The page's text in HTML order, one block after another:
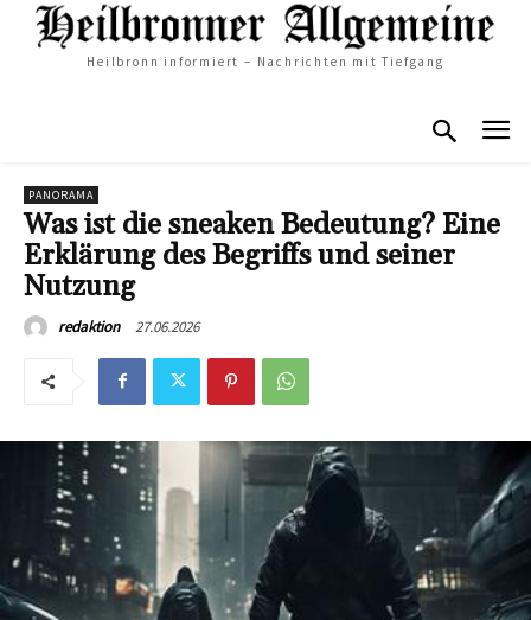
Heilbronn informiert – Nachrichten mit Tiefgang
PANORAMA
Was ist die sneaken Bedeutung? Eine
Erklärung des Begriffs und seiner
Nutzung
redaktion 27.06.2026